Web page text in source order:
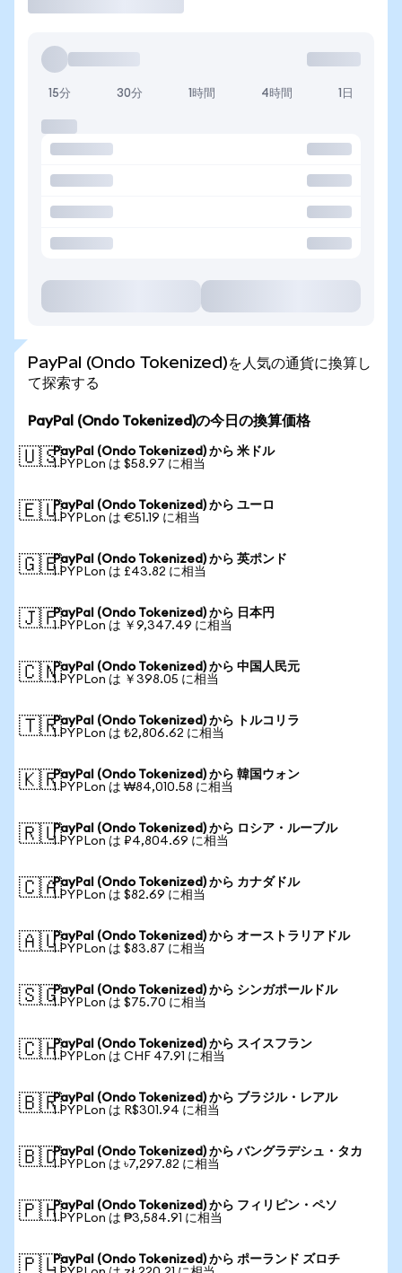
15分 30分 1時間 4時間 1日
PayPal (Ondo Tokenized)を人気の通貨に換算し
て探索する
PayPal (Ondo Tokenized)の今日の換算価格
🇺🇸PayPal (Ondo Tokenized) から 米ドル
1 PYPLon は $58.97 に相当
🇪🇺PayPal (Ondo Tokenized) から ユーロ
1 PYPLon は €51.19 に相当
🇬🇧PayPal (Ondo Tokenized) から 英ポンド
1 PYPLon は £43.82 に相当
🇯🇵PayPal (Ondo Tokenized) から 日本円
1 PYPLon は ￥9,347.49 に相当
🇨🇳PayPal (Ondo Tokenized) から 中国人民元
1 PYPLon は ￥398.05 に相当
🇹🇷PayPal (Ondo Tokenized) から トルコリラ
1 PYPLon は ₺2,806.62 に相当
🇰🇷PayPal (Ondo Tokenized) から 韓国ウォン
1 PYPLon は ₩84,010.58 に相当
🇷🇺PayPal (Ondo Tokenized) から ロシア・ルーブル
1 PYPLon は ₽4,804.69 に相当
🇨🇦PayPal (Ondo Tokenized) から カナダドル
1 PYPLon は $82.69 に相当
🇦🇺PayPal (Ondo Tokenized) から オーストラリアドル
1 PYPLon は $83.87 に相当
🇸🇬PayPal (Ondo Tokenized) から シンガポールドル
1 PYPLon は $75.70 に相当
🇨🇭PayPal (Ondo Tokenized) から スイスフラン
1 PYPLon は CHF 47.91 に相当
🇧🇷PayPal (Ondo Tokenized) から ブラジル・レアル
1 PYPLon は R$301.94 に相当
🇧🇩PayPal (Ondo Tokenized) から バングラデシュ・タカ
1 PYPLon は ৳7,297.82 に相当
🇵🇭PayPal (Ondo Tokenized) から フィリピン・ペソ
1 PYPLon は ₱3,584.91 に相当
🇵🇱PayPal (Ondo Tokenized) から ポーランド ズロチ